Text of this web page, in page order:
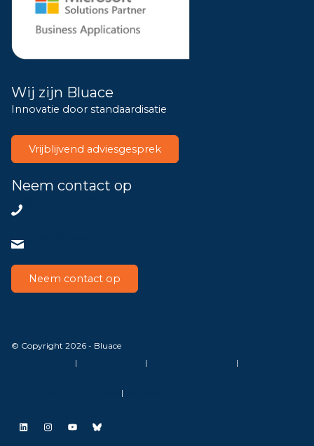
Wij zijn Bluace
Innovatie door standaardisatie
Vrijblijvend adviesgesprek
Neem contact op
Neem contact op
© Copyright 2026 - Bluace
| | |
|
LinkedIn
Instagram
YouTube
Bluesky